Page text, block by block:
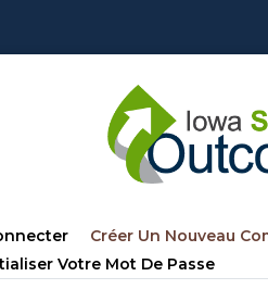
Créer Un Nouveau
Votre Mot De Passe